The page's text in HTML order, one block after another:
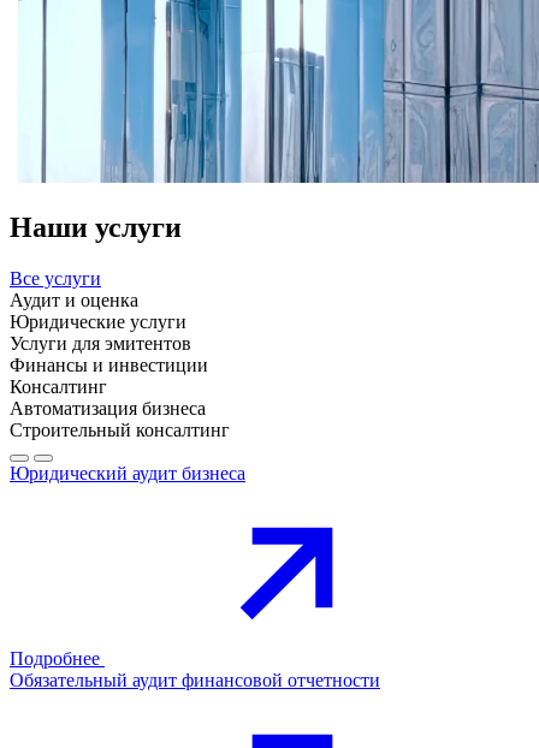
Наши услуги
Все услуги
Аудит и оценка
Юридические услуги
Услуги для эмитентов
Финансы и инвестиции
Консалтинг
Автоматизация бизнеса
Строительный консалтинг
Юридический аудит бизнеса
Подробнее
Обязательный аудит финансовой отчетности